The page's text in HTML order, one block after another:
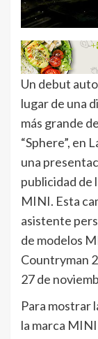
Un debut
lugar de una
más grande
“Sphere”, en
una
publicidad de
MINI. Esta
asistente
de modelos
Countryman
27 de
Para mostrar
la marca